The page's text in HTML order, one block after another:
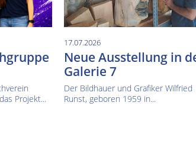
Projekt...
17.07.2026
Neue Ausstellung in
Galerie 7
Der Bildhauer und Grafiker Wilfried
Runst, geboren 1959 in...